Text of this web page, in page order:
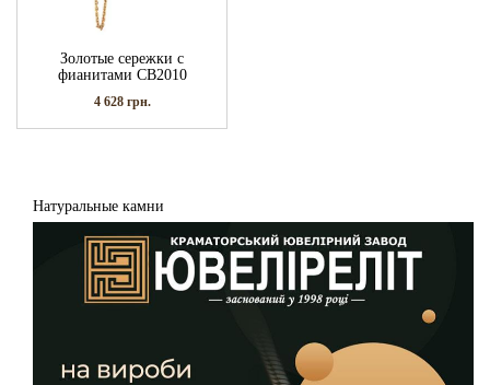
Золотые сережки с
фианитами СВ2010
4 628 грн.
Натуральные камни